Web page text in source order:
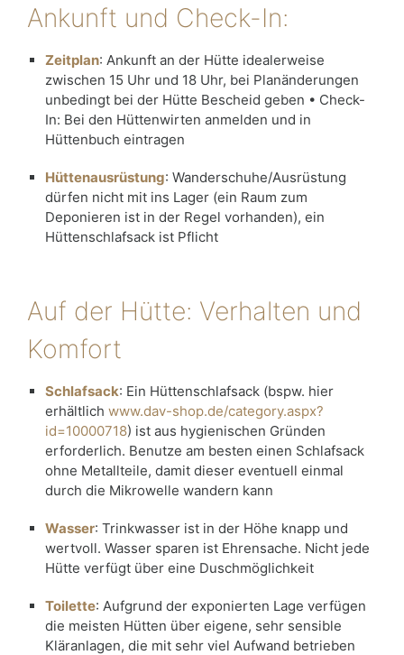
Ankunft und Check-In:
Zeitplan: Ankunft an der Hütte idealerweise
zwischen 15 Uhr und 18 Uhr, bei Planänderungen
unbedingt bei der Hütte Bescheid geben • Check-
In: Bei den Hüttenwirten anmelden und in
Hüttenbuch eintragen
Hüttenausrüstung: Wanderschuhe/Ausrüstung
dürfen nicht mit ins Lager (ein Raum zum
Deponieren ist in der Regel vorhanden), ein
Hüttenschlafsack ist Pflicht
Auf der Hütte: Verhalten und
Komfort
Schlafsack: Ein Hüttenschlafsack (bspw. hier
erhältlich www.dav-shop.de/category.aspx?
id=10000718) ist aus hygienischen Gründen
erforderlich. Benutze am besten einen Schlafsack
ohne Metallteile, damit dieser eventuell einmal
durch die Mikrowelle wandern kann
Wasser: Trinkwasser ist in der Höhe knapp und
wertvoll. Wasser sparen ist Ehrensache. Nicht jede
Hütte verfügt über eine Duschmöglichkeit
Toilette: Aufgrund der exponierten Lage verfügen
die meisten Hütten über eigene, sehr sensible
Kläranlagen, die mit sehr viel Aufwand betrieben